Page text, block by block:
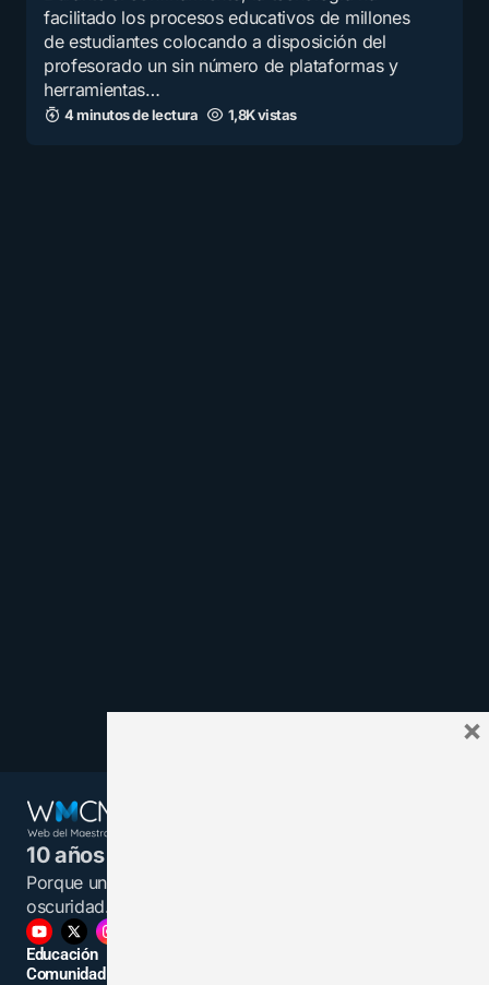
facilitado los procesos educativos de millones
de estudiantes colocando a disposición del
profesorado un sin número de plataformas y
herramientas…
4 minutos de lectura 1,8K vistas
10 años juntos y más unidos.
Porque un maestro informado es una luz en la
oscuridad.
Educación
Comunidad
×